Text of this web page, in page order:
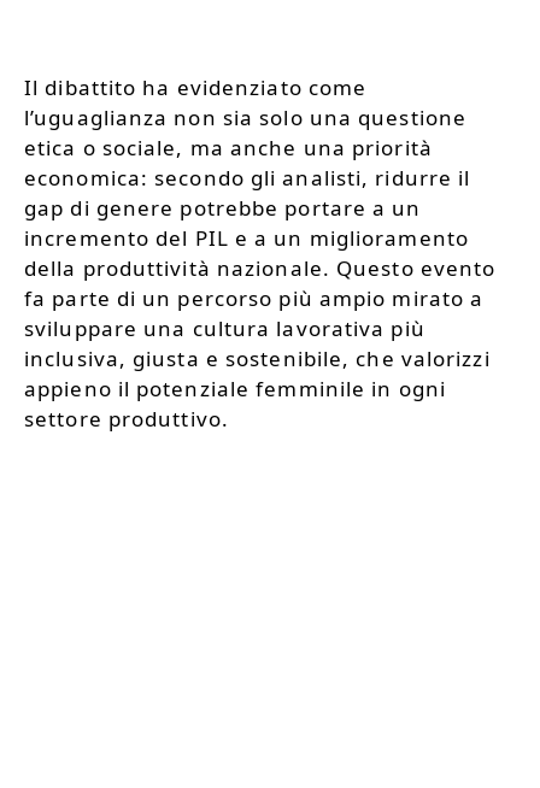
Il dibattito ha evidenziato come
l’uguaglianza non sia solo una questione
etica o sociale, ma anche una priorità
economica: secondo gli analisti, ridurre il
gap di genere potrebbe portare a un
incremento del PIL e a un miglioramento
della produttività nazionale. Questo evento
fa parte di un percorso più ampio mirato a
sviluppare una cultura lavorativa più
inclusiva, giusta e sostenibile, che valorizzi
appieno il potenziale femminile in ogni
settore produttivo.